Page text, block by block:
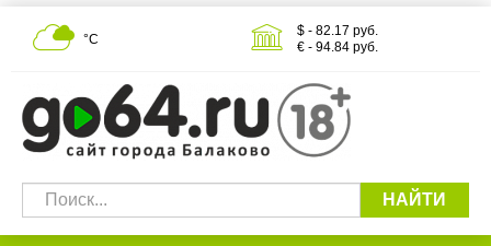
°С
$ - 82.17 руб.
€ - 94.84 руб.
НАЙТИ